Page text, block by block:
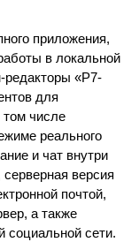
приложения,
в локальной
редакторы «Р7-
для
числе
реального
и чат внутри
версия
почтой,
а также
социальной сети.